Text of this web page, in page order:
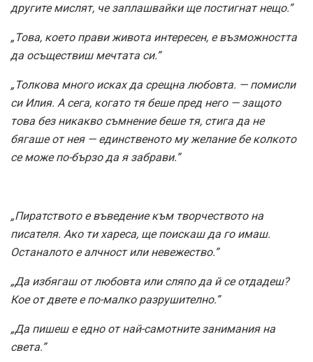
другите мислят, че заплашвайки ще постигнат нещо.”
„Това, което прави живота интересен, е възможността
да осъществиш мечтата си.”
„Толкова много исках да срещна любовта. — помисли
си Илия. А сега, когато тя беше пред него — защото
това без никакво съмнение беше тя, стига да не
бягаше от нея — единственото му желание бе колкото
се може по-бързо да я забрави.”
„Пиратството е въведение към творчеството на
писателя. Ако ти хареса, ще поискаш да го имаш.
Останалото е алчност или невежество.”
„Да избягаш от любовта или сляпо да й се отдадеш?
Кое от двете е по-малко разрушително.”
„Да пишеш е едно от най-самотните занимания на
света.”